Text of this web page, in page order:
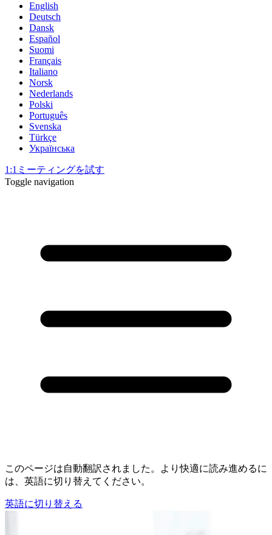
English
Deutsch
Dansk
Español
Suomi
Français
Italiano
Norsk
Nederlands
Polski
Português
Svenska
Türkçe
Українська
1:1ミーティングを試す
Toggle navigation
このページは自動翻訳されました。より快適に読み進めるに
は、英語に切り替えてください。
英語に切り替える